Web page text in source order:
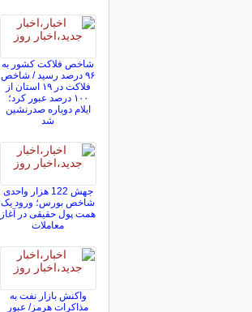
شاخص فلاکت کشور به
۹۶ درصد رسید / شاخص
فلاکت در ۱۹ استان از
۱۰۰ درصد عبور کرد؛
ایلام دوباره صدرنشین
شد
جهش 122 هزار واحدی
شاخص بورس؛ ورود یک
همت پول حقیقی در آغاز
معاملات
واکنش بازار نفت به
مذاکرات هرمز/ عبور